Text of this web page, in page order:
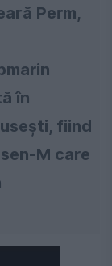
Perm,
în
fiind
M care